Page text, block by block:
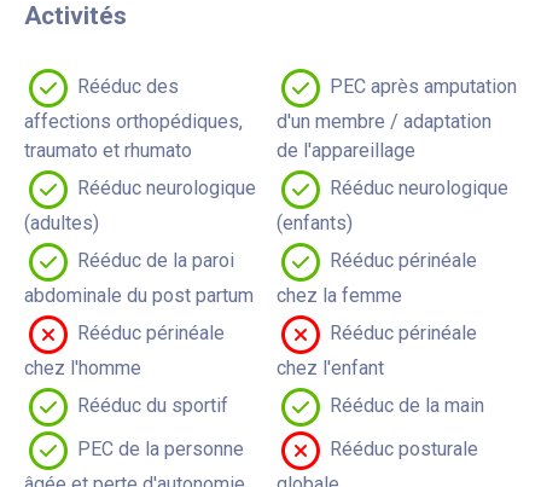
Activités
Rééduc des
affections orthopédiques,
traumato et rhumato
PEC après amputation
d'un membre / adaptation
de l'appareillage
Rééduc neurologique
(adultes)
Rééduc neurologique
(enfants)
Rééduc de la paroi
abdominale du post partum
Rééduc périnéale
chez la femme
Rééduc périnéale
chez l'homme
Rééduc périnéale
chez l'enfant
Rééduc du sportif
Rééduc de la main
PEC de la personne
Rééduc posturale